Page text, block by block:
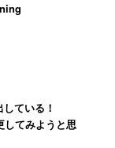
ている！
してみようと思